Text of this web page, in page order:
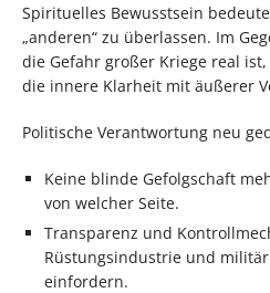
Spirituelles Bewusstsein
„anderen“ zu überlassen. Im
die Gefahr großer Kriege real
die innere Klarheit mit äußerer
Politische Verantwortung neu
Keine blinde Gefolgschaft
von welcher Seite.
Transparenz und
Rüstungsindustrie und
einfordern.